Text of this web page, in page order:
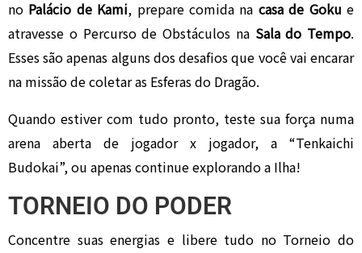
no Palácio de Kami, prepare comida na casa de Goku e
atravesse o Percurso de Obstáculos na Sala do Tempo.
Esses são apenas alguns dos desafios que você vai encarar
na missão de coletar as Esferas do Dragão.
Quando estiver com tudo pronto, teste sua força numa
arena aberta de jogador x jogador, a “Tenkaichi
Budokai”, ou apenas continue explorando a Ilha!
TORNEIO DO PODER
Concentre suas energias e libere tudo no Torneio do